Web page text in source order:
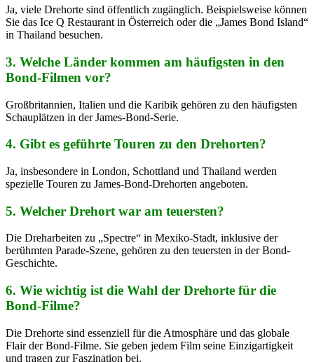
Ja, viele Drehorte sind öffentlich zugänglich. Beispielsweise können
Sie das Ice Q Restaurant in Österreich oder die „James Bond Island“
in Thailand besuchen.
3. Welche Länder kommen am häufigsten in den
Bond-Filmen vor?
Großbritannien, Italien und die Karibik gehören zu den häufigsten
Schauplätzen in der James-Bond-Serie.
4. Gibt es geführte Touren zu den Drehorten?
Ja, insbesondere in London, Schottland und Thailand werden
spezielle Touren zu James-Bond-Drehorten angeboten.
5. Welcher Drehort war am teuersten?
Die Dreharbeiten zu „Spectre“ in Mexiko-Stadt, inklusive der
berühmten Parade-Szene, gehören zu den teuersten in der Bond-
Geschichte.
6. Wie wichtig ist die Wahl der Drehorte für die
Bond-Filme?
Die Drehorte sind essenziell für die Atmosphäre und das globale
Flair der Bond-Filme. Sie geben jedem Film seine Einzigartigkeit
und tragen zur Faszination bei.